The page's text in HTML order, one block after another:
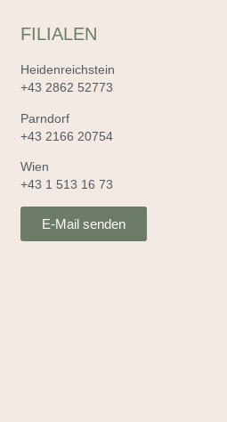
FILIALEN
Heidenreichstein
+43 2862 52773
Parndorf
+43 2166 20754
Wien
+43 1 513 16 73
E-Mail senden